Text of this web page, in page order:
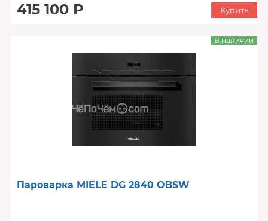
415 100 Р Купить
Пароварка MIELE DG 2840 OBSW
В наличии